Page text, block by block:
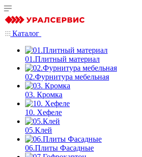
Каталог
01.Плитный материал
02.Фурнитура мебельная
03. Кромка
10. Хефеле
05.Клей
06.Плиты Фасадные